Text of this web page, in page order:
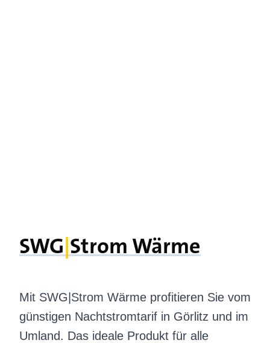
SWG|­Strom Wärme
Mit SWG|Strom Wärme profitieren Sie vom
günstigen Nachtstromtarif in Görlitz und im
Umland. Das ideale Produkt für alle